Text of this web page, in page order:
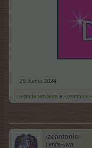
29 Junho 2024
nelitadabendeira e -zeantonio-
-zeantonio-
Lenda-viva